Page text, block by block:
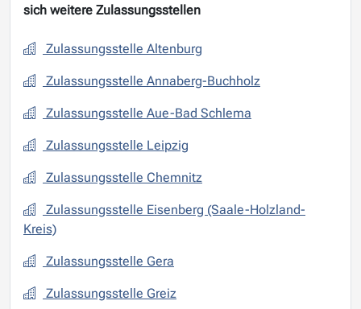
sich weitere Zulassungsstellen
Zulassungsstelle Altenburg
Zulassungsstelle Annaberg-Buchholz
Zulassungsstelle Aue-Bad Schlema
Zulassungsstelle Leipzig
Zulassungsstelle Chemnitz
Zulassungsstelle Eisenberg (Saale-Holzland-
Kreis)
Zulassungsstelle Gera
Zulassungsstelle Greiz